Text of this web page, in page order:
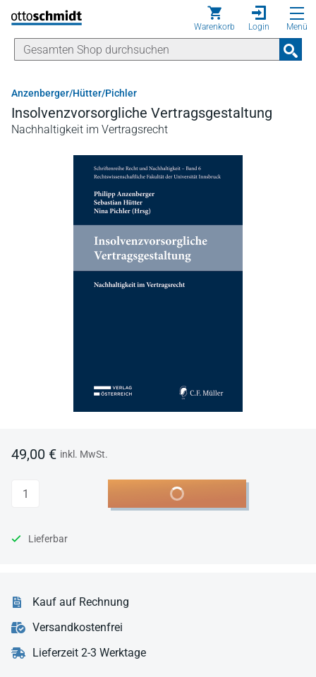
Direkt zum Inhalt
Warenkorb Login Menü
Anzenberger/Hütter/Pichler
Insolvenzvorsorgliche Vertragsgestaltung
Nachhaltigkeit im Vertragsrecht
49,00 € inkl. MwSt.
Anzahl In den Warenkorb
Lieferbar
Kauf auf Rechnung
Versandkostenfrei
Lieferzeit 2-3 Werktage